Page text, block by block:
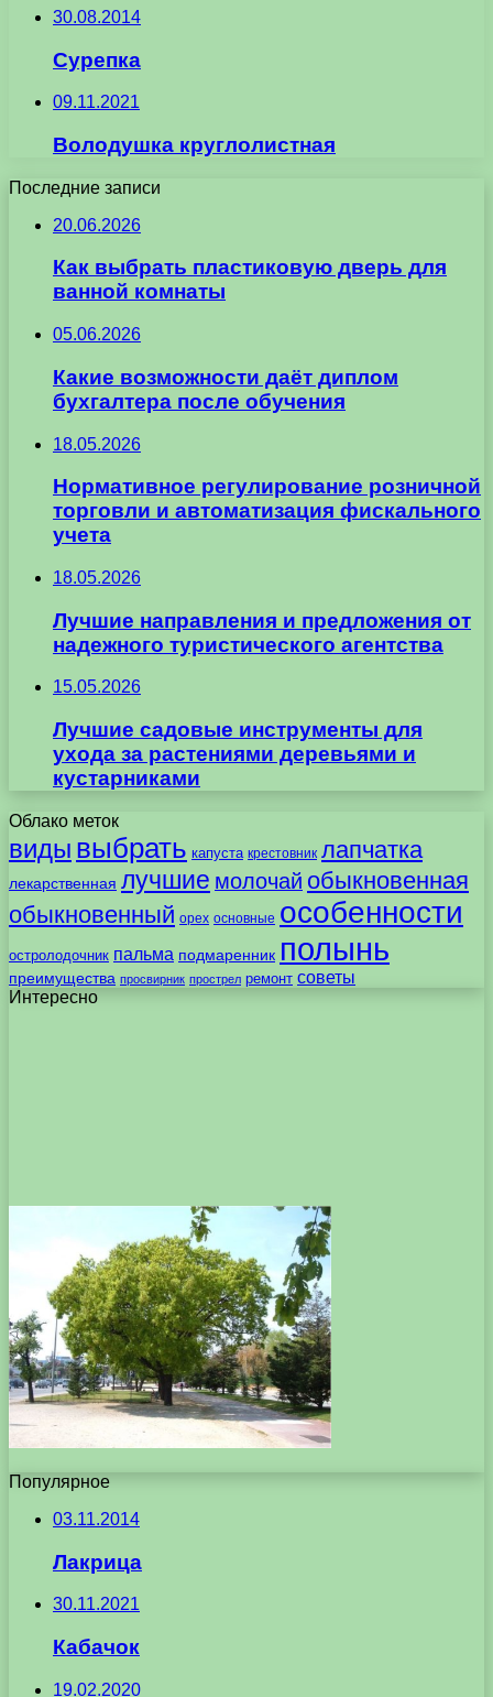
30.08.2014
Сурепка
09.11.2021
Володушка круглолистная
Последние записи
20.06.2026
Как выбрать пластиковую дверь для
ванной комнаты
05.06.2026
Какие возможности даёт диплом
бухгалтера после обучения
18.05.2026
Нормативное регулирование розничной
торговли и автоматизация фискального
учета
18.05.2026
Лучшие направления и предложения от
надежного туристического агентства
15.05.2026
Лучшие садовые инструменты для
ухода за растениями деревьями и
кустарниками
Облако меток
виды выбрать капуста крестовник лапчатка
лекарственная лучшие молочай обыкновенная
обыкновенный орех основные особенности
остролодочник пальма подмаренник полынь
преимущества просвирник прострел ремонт советы
Интересно
Популярное
03.11.2014
Лакрица
30.11.2021
Кабачок
19.02.2020